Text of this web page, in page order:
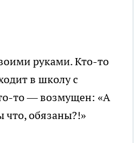
руками. Кто-то
в школу с
то — возмущен: «А
что, обязаны?!»